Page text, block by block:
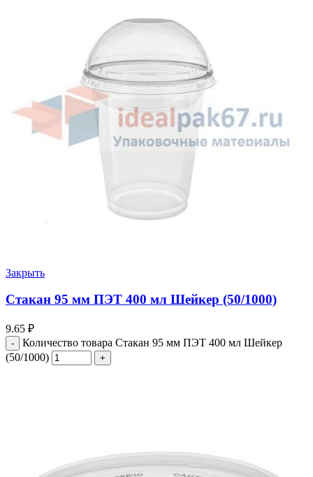
Закрыть
Стакан 95 мм ПЭТ 400 мл Шейкер (50/1000)
9.65 ₽
Количество товара Стакан 95 мм ПЭТ 400 мл Шейкер
(50/1000)